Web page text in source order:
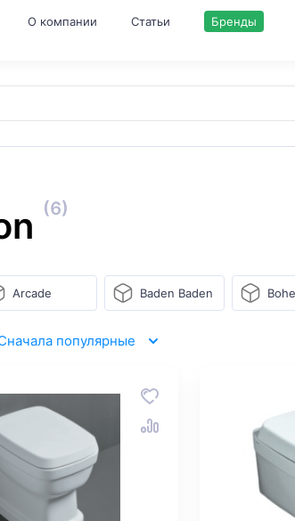
О компании Статьи
Бренды
(6)
Arcade Baden Baden
популярные